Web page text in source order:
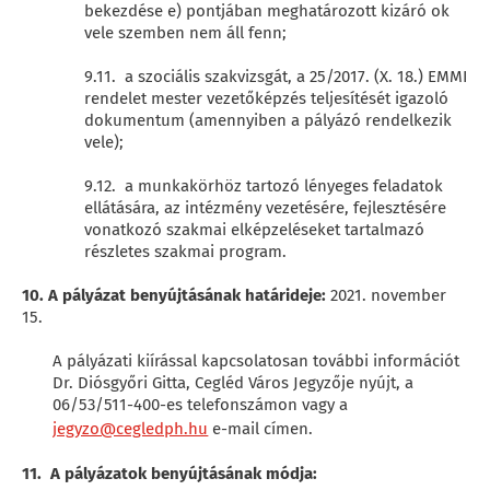
bekezdése e) pontjában meghatározott kizáró ok
vele szemben nem áll fenn;
9.11. a szociális szakvizsgát, a 25/2017. (X. 18.) EMMI
rendelet mester vezetőképzés teljesítését igazoló
dokumentum (amennyiben a pályázó rendelkezik
vele);
9.12. a munkakörhöz tartozó lényeges feladatok
ellátására, az intézmény vezetésére, fejlesztésére
vonatkozó szakmai elképzeléseket tartalmazó
részletes szakmai program.
10. A pályázat benyújtásának határideje: 2021. november
15.
A pályázati kiírással kapcsolatosan további információt
Dr. Diósgyőri Gitta, Cegléd Város Jegyzője nyújt, a
06/53/511-400-es telefonszámon vagy a
jegyzo@cegledph.hu e-mail címen.
11. A pályázatok benyújtásának módja: